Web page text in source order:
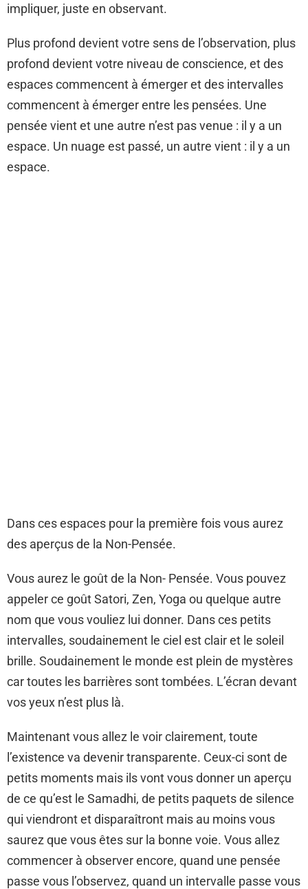
impliquer, juste en observant.
Plus profond devient votre sens de l’observation, plus
profond devient votre niveau de conscience, et des
espaces commencent à émerger et des intervalles
commencent à émerger entre les pensées. Une
pensée vient et une autre n’est pas venue : il y a un
espace. Un nuage est passé, un autre vient : il y a un
espace.
Dans ces espaces pour la première fois vous aurez
des aperçus de la Non-Pensée.
Vous aurez le goût de la Non- Pensée. Vous pouvez
appeler ce goût Satori, Zen, Yoga ou quelque autre
nom que vous vouliez lui donner. Dans ces petits
intervalles, soudainement le ciel est clair et le soleil
brille. Soudainement le monde est plein de mystères
car toutes les barrières sont tombées. L’écran devant
vos yeux n’est plus là.
Maintenant vous allez le voir clairement, toute
l’existence va devenir transparente. Ceux-ci sont de
petits moments mais ils vont vous donner un aperçu
de ce qu’est le Samadhi, de petits paquets de silence
qui viendront et disparaîtront mais au moins vous
saurez que vous êtes sur la bonne voie. Vous allez
commencer à observer encore, quand une pensée
passe vous l’observez, quand un intervalle passe vous